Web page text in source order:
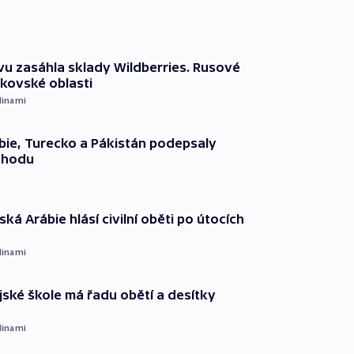
zasáhla sklady Wildberries. Rusové
oblasti
Turecko a Pákistán podepsaly
Arábie hlásí civilní oběti po útocích
škole má řadu obětí a desítky